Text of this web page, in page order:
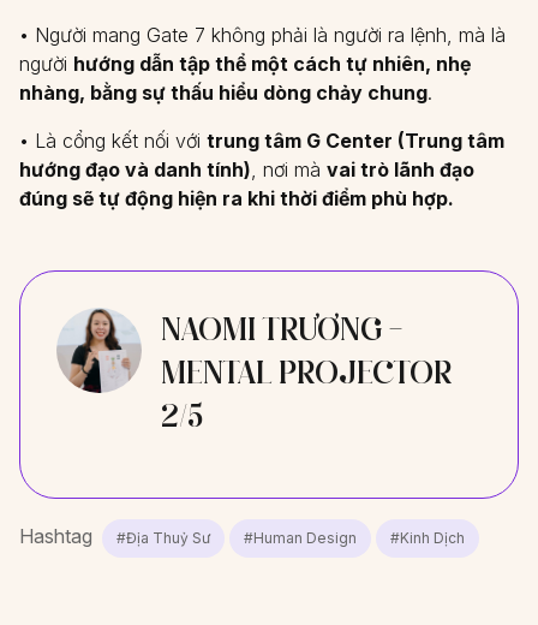
• Người mang Gate 7 không phải là người ra lệnh, mà là
người hướng dẫn tập thể một cách tự nhiên, nhẹ
nhàng, bằng sự thấu hiểu dòng chảy chung.
• Là cổng kết nối với trung tâm G Center (Trung tâm
hướng đạo và danh tính), nơi mà vai trò lãnh đạo
đúng sẽ tự động hiện ra khi thời điểm phù hợp.
NAOMI TRƯƠNG -
MENTAL PROJECTOR
2/5
Hashtag #Địa Thuỷ Sư #Human Design #Kinh Dịch